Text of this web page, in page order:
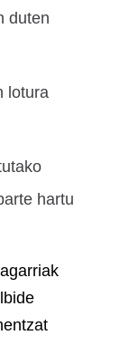
duten
lotura
hartu